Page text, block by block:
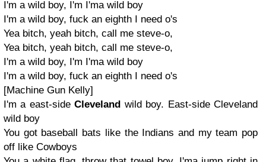
I'm a wild boy, I'm I'ma wild boy
I'm a wild boy, fuck an eighth I need o's
Yea bitch, yeah bitch, call me steve-o,
Yea bitch, yeah bitch, call me steve-o,
I'm a wild boy, I'm I'ma wild boy
I'm a wild boy, fuck an eighth I need o's
[Machine Gun Kelly]
I'm a east-sideCleveland wild boy. East-side Cleveland
wild boy
You got baseball bats like the Indians and my team pop
off like Cowboys